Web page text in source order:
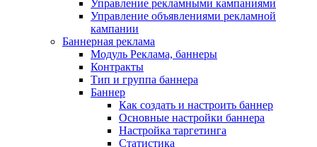
Управление рекламными кампаниями
Управление объявлениями рекламной
кампании
Баннерная реклама
Модуль Реклама, баннеры
Контракты
Тип и группа баннера
Баннер
Как создать и настроить баннер
Основные настройки баннера
Настройка таргетинга
Статистика